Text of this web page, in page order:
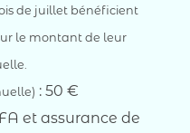
de juillet bénéficient
le montant de leur
: 50 €
et assurance de